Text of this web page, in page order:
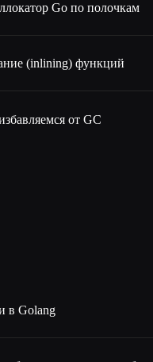
Go по полочкам
(inlining) функций
от GC
в Golang